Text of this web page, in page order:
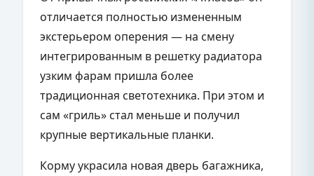
отличается полностью измененным
экстерьером оперения — на смену
интегрированным в решетку радиатора
узким фарам пришла более
традиционная светотехника. При этом и
сам «гриль» стал меньше и получил
крупные вертикальные планки.
Корму украсила новая дверь багажника,